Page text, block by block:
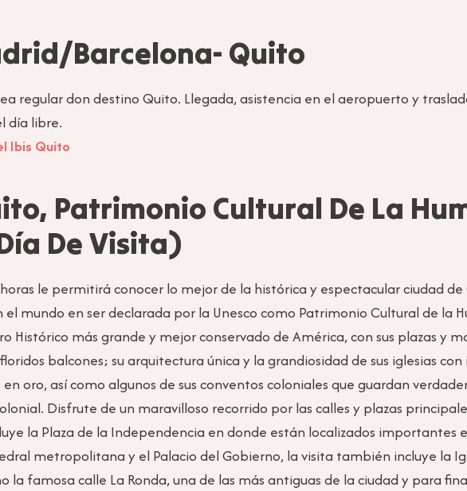
Barcelona- Quito
regular don destino Quito. Llegada, asistencia en el aeropuerto y
día libre.
Ibis Quito
Patrimonio Cultural De La
De Visita)
le permitirá conocer lo mejor de la histórica y espectacular ciudad
mundo en ser declarada por la Unesco como Patrimonio Cultural de la
Histórico más grande y mejor conservado de América, con sus plazas y
balcones; su arquitectura única y la grandiosidad de sus iglesias
oro, así como algunos de sus conventos coloniales que guardan
Disfrute de un maravilloso recorrido por las calles y plazas
la Plaza de la Independencia en donde están localizados importantes
metropolitana y el Palacio del Gobierno, la visita también incluye la
la famosa calle La Ronda, una de las más antiguas de la ciudad y para